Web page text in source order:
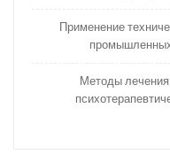
Применение
промышленных
Методы